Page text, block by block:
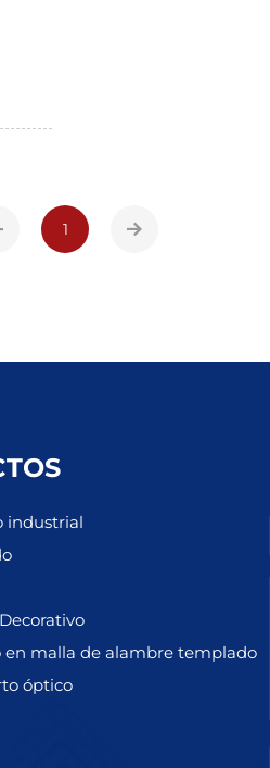
1
industrial
en malla de alambre templado
óptico